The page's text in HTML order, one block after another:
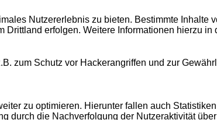
Nutzererlebnis zu bieten. Bestimmte
erfolgen. Weitere Informationen hierzu in
zum Schutz vor Hackerangriffen und zur
zu optimieren. Hierunter fallen auch
durch die Nachverfolgung der Nutzeraktivität